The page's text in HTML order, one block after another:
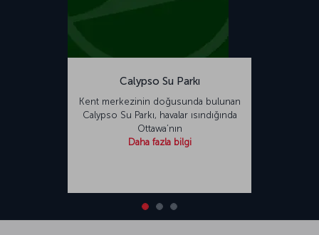
Calypso Su Parkı
Kent merkezinin doğusunda bulunan
Calypso Su Parkı, havalar ısındığında
Ottawa’nın
Daha fazla bilgi